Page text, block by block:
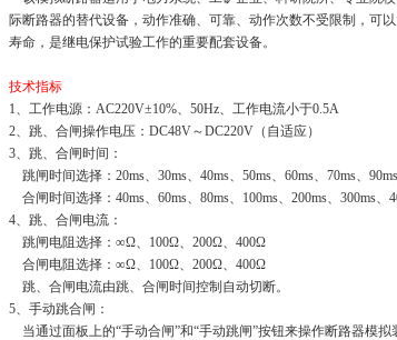
际断路器的替代设备，动作准确、可靠、动作次数不受限制 ，可
寿命，是继电保护试验工作的重要配套设备。
技术指标
1、工作电源：AC220V±10%、50Hz、工作电流小于0.5A
2、跳、合闸操作电压：DC48V～DC220V（自适应）
3、跳、合闸时间：
跳闸时间选择：20ms、30ms、40ms、50ms、60ms、70ms、
合闸时间选择：40ms、60ms、80ms、100ms、200ms、300ms、
4、跳、合闸电流：
跳闸电阻选择：∞Ω、100Ω、200Ω、400Ω
合闸电阻选择：∞Ω、100Ω、200Ω、400Ω
跳、合闸电流由跳、合闸时间控制自动切断。
5、手动跳合闸：
当通过面板上的“手动合闸”和“手动跳闸”按钮来操作断路器模